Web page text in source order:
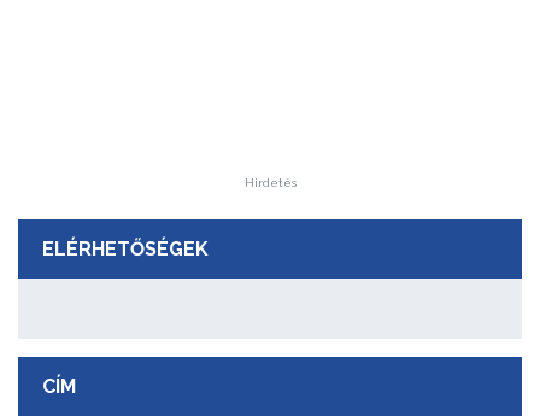
Hirdetés
ELÉRHETŐSÉGEK
CÍM